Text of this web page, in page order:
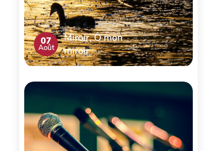
07
Août
Miroir, Ô mon
miroir